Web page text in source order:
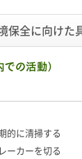
保全に向けた
的に清掃する
ーカーを切る